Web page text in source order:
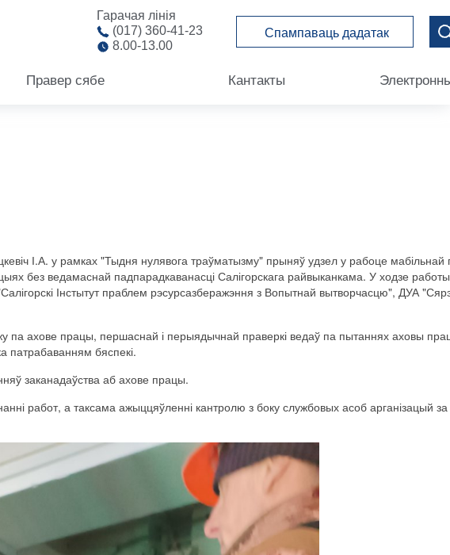
Гарачая лінія
(017) 360-41-23
8.00-13.00
Спампаваць дадатак
Правер сябе Кантакты
І.А. у рамках "Тыдня нулявога траўматызму" прыняў удзел у рабоце мабільнай
без ведамаснай падпарадкаванасці Салігорскага райвыканкама. У ходзе
Інстытут праблем рэсурсазберажэння з Вопытнай вытворчасцю", ДУА
па ахове працы, першаснай і перыядычнай праверкі ведаў па пытаннях аховы
патрабаванням бяспекі.
заканадаўства аб ахове працы.
работ, а таксама ажыццяўленні кантролю з боку службовых асоб арганізацый